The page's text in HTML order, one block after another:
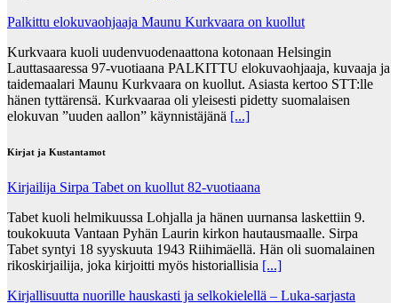
Palkittu elokuvaohjaaja Maunu Kurkvaara on kuollut
Kurkvaara kuoli uudenvuodenaattona kotonaan Helsingin
Lauttasaaressa 97-vuotiaana PALKITTU elokuvaohjaaja, kuvaaja ja
taidemaalari Maunu Kurkvaara on kuollut. Asiasta kertoo STT:lle
hänen tyttärensä. Kurkvaaraa oli yleisesti pidetty suomalaisen
elokuvan ”uuden aallon” käynnistäjänä [...]
Kirjat ja Kustantamot
Kirjailija Sirpa Tabet on kuollut 82-vuotiaana
Tabet kuoli helmikuussa Lohjalla ja hänen uurnansa laskettiin 9.
toukokuuta Vantaan Pyhän Laurin kirkon hautausmaalle. Sirpa
Tabet syntyi 18 syyskuuta 1943 Riihimäellä. Hän oli suomalainen
rikoskirjailija, joka kirjoitti myös historiallisia [...]
Kirjallisuutta nuorille hauskasti ja selkokielellä – Luka-sarjasta